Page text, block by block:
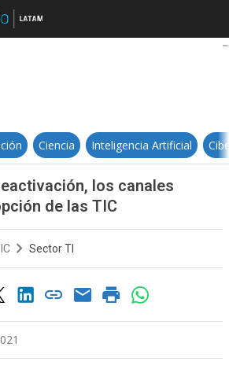
En tiempos de reactivación, los
Ciencia Inteligencia Artificial
los canales
de las TIC
Sector TI